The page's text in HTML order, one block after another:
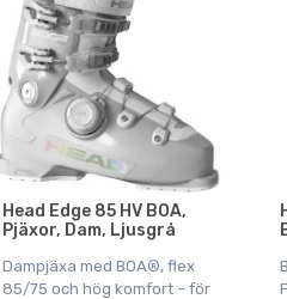
Head Edge 85 HV BOA,
Pjäxor, Dam, Ljusgrå
Dampjäxa med BOA®, flex
85/75 och hög komfort – för